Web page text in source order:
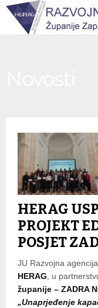
HERAG
PROJEKT
POSJET
JU Razvojna
HERAG, u
županije – ZADRA
„Unaprjeđenje